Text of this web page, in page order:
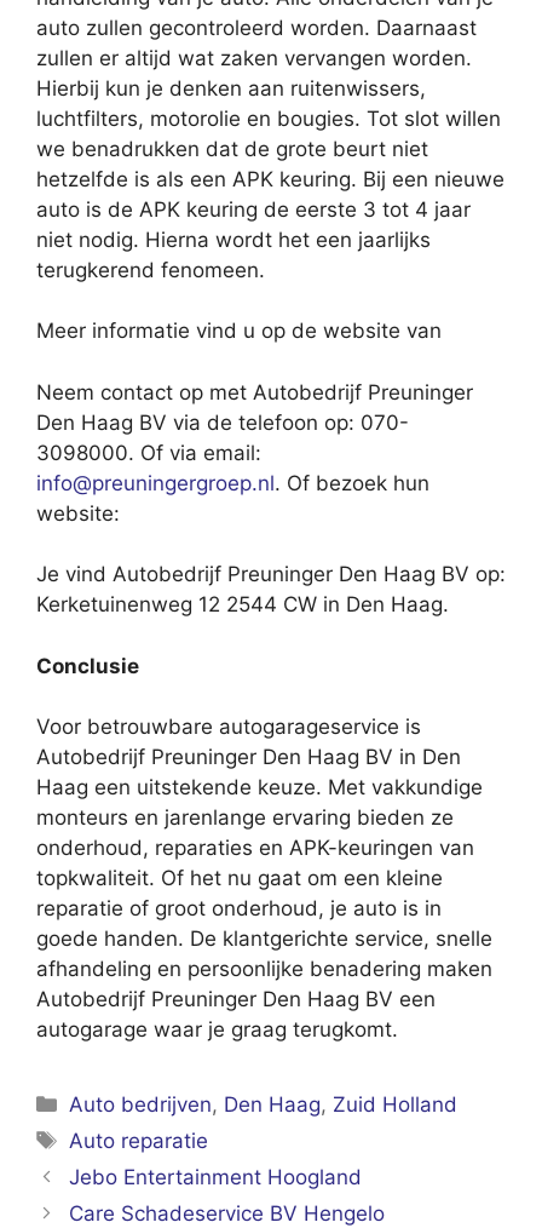
auto zullen gecontroleerd worden. Daarnaast
zullen er altijd wat zaken vervangen worden.
Hierbij kun je denken aan ruitenwissers,
luchtfilters, motorolie en bougies. Tot slot willen
we benadrukken dat de grote beurt niet
hetzelfde is als een APK keuring. Bij een nieuwe
auto is de APK keuring de eerste 3 tot 4 jaar
niet nodig. Hierna wordt het een jaarlijks
terugkerend fenomeen.
Meer informatie vind u op de website van
Neem contact op met Autobedrijf Preuninger
Den Haag BV via de telefoon op: 070-
3098000. Of via email:
info@preuningergroep.nl. Of bezoek hun
website:
Je vind Autobedrijf Preuninger Den Haag BV op:
Kerketuinenweg 12 2544 CW in Den Haag.
Conclusie
Voor betrouwbare autogarageservice is
Autobedrijf Preuninger Den Haag BV in Den
Haag een uitstekende keuze. Met vakkundige
monteurs en jarenlange ervaring bieden ze
onderhoud, reparaties en APK-keuringen van
topkwaliteit. Of het nu gaat om een kleine
reparatie of groot onderhoud, je auto is in
goede handen. De klantgerichte service, snelle
afhandeling en persoonlijke benadering maken
Autobedrijf Preuninger Den Haag BV een
autogarage waar je graag terugkomt.
Categorieën
Auto bedrijven, Den Haag, Zuid Holland
Tags
Auto reparatie
Jebo Entertainment Hoogland
Care Schadeservice BV Hengelo